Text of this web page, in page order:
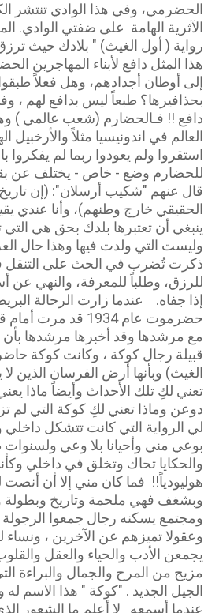
الحضرمي، وفي هذا الوادي تنتشر
الآثرية الهامة على ضفتي الوادي.
رواية ( أول الغيث) " بلادك حيث
هذا المثل دافع لأبناء المهاجرين
إلى أوطان أجدادهم، وهل فعلاً
بحذافيرها؟ طبعاً ليس بدافع لهم
دافع !! فـالحضارم (شعب عالمي )
العالم في اندونيسيا مثلاً والأرخبيل
استقروا ولم يعودوا ربما لم يفكروا
للحضارم وضع - خاص - يختلف عن
قال عنهم "شكيب أرسلان": (إن
الحقيقي خارج وطنهم)، وأنا عندي
ينبغي أن تعتبرها بلدك بحق هي
وليست التي ولدت فيها وهذا حال
ذكرت تُضرب في الحث على التنقل في
للرزق، وطلباً للمعرفة، والنهي عن
إذا جفاه. عندما زارت الرحالة
حضرموت عام 1934 قد
مع مرشدها وقد أخبرها مرشدها بأن
قبيلة رجال كوكة ، وكانت كوكة
الغيث) وبأنها أرض الفرسان الذين لا
تعني لكِ تلك الأحداث وأيضاً ماذا
دوعن وماذا تعني لكِ كوكة التي لم
لي الرواية التي كانت تتشكل داخلي
بوعي مني وأحيانا بلا وعي
والحكايا تحاك وتخلق في داخلي
هوليودياً!! فما كان مني إلا أن
وبشغف فهي ملحمة وتاريخ
ومجتمع يسكنه رجال جمعوا الرجولة
وعقولا تميزهم عن الآخرين ،
يجمعن الأدب والحياء والعقل
مزيج من المرح والجمال والبراءة
الجيل الجديد . "كوكة " هذا الاسم
عندما أسمعه لا أعلم ما الشعور